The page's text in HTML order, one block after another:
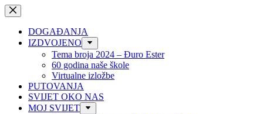
Preskoči
na
sadržajDOGAĐANJA
IZDVOJENO
Tema broja 2024 – Đuro Ester
60 godina naše škole
Virtualne izložbe
PUTOVANJA
SVIJET OKO NAS
MOJ SVIJET